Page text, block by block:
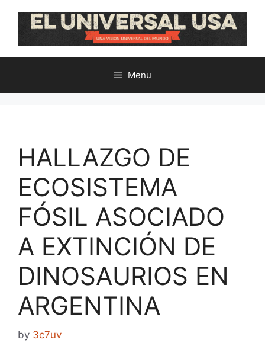
Menu
HALLAZGO DE
ECOSISTEMA
FÓSIL ASOCIADO
A EXTINCIÓN DE
DINOSAURIOS EN
ARGENTINA
by 3c7uv